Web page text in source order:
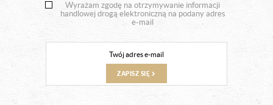
Wyrażam zgodę na otrzymywanie informacji
handlowej drogą elektroniczną na podany adres
e-mail
ZAPISZ SIĘ